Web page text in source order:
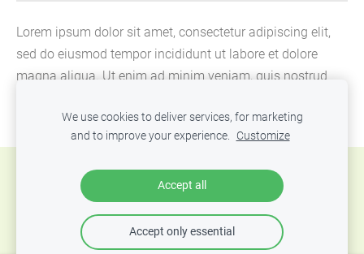
Lorem ipsum dolor sit amet, consectetur adipiscing elit,
sed do eiusmod tempor incididunt ut labore et dolore
magna aliqua. Ut enim ad minim veniam, quis nostrud
commodo consequat.
Cookies
We use cookies to deliver services, for marketing
and to improve your experience. Customize
Accept all
Accept only essential